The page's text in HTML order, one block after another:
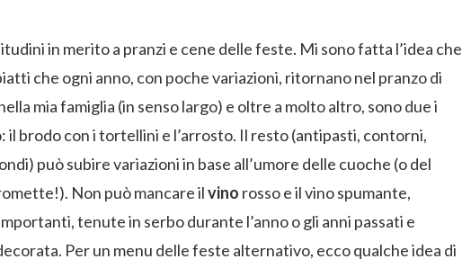
in merito a pranzi e cene delle feste. Mi sono fatta l’idea che
che ogni anno, con poche variazioni, ritornano nel pranzo di
mia famiglia (in senso largo) e oltre a molto altro, sono due i
brodo con i tortellini e l’arrosto. Il resto (antipasti, contorni,
può subire variazioni in base all’umore delle cuoche (o del
Non può mancare ilvino rosso e il vino spumante,
tenute in serbo durante l’anno o gli anni passati e
Per un menu delle feste alternativo, ecco qualche idea di